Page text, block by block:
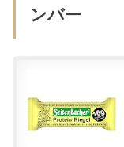
ンバー